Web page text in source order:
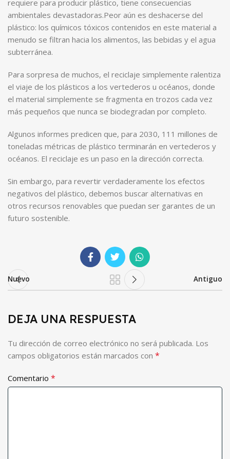
requiere para producir plástico, tiene consecuencias
ambientales devastadoras.Peor aún es deshacerse del
plástico: los químicos tóxicos contenidos en este material a
menudo se filtran hacia los alimentos, las bebidas y el agua
subterránea.
Para sorpresa de muchos, el reciclaje simplemente ralentiza
el viaje de los plásticos a los vertederos u océanos, donde
el material simplemente se fragmenta en trozos cada vez
más pequeños que nunca se biodegradan por completo.
Algunos informes predicen que, para 2030, 111 millones de
toneladas métricas de plástico terminarán en vertederos y
océanos. El reciclaje es un paso en la dirección correcta.
Sin embargo, para revertir verdaderamente los efectos
negativos del plástico, debemos buscar alternativas en
otros recursos renovables que puedan ser garantes de un
futuro sostenible.
Nuevo Antiguo
DEJA UNA RESPUESTA
Tu dirección de correo electrónico no será publicada. Los
campos obligatorios están marcados con *
Comentario *